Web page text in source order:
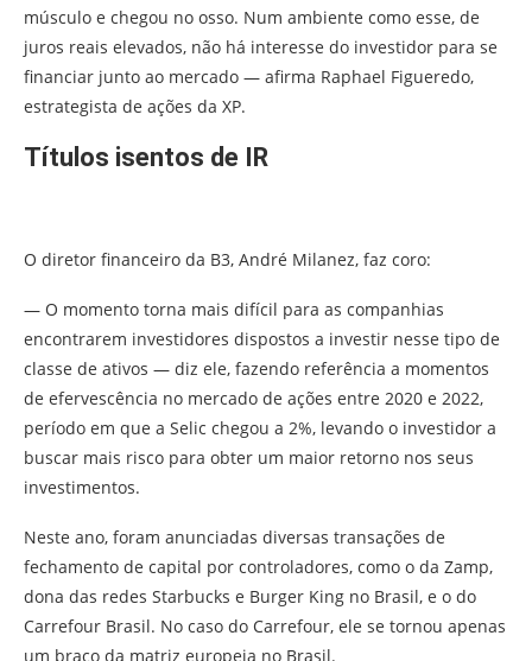
músculo e chegou no osso. Num ambiente como esse, de
juros reais elevados, não há interesse do investidor para se
financiar junto ao mercado — afirma Raphael Figueredo,
estrategista de ações da XP.
Títulos isentos de IR
O diretor financeiro da B3, André Milanez, faz coro:
— O momento torna mais difícil para as companhias
encontrarem investidores dispostos a investir nesse tipo de
classe de ativos — diz ele, fazendo referência a momentos
de efervescência no mercado de ações entre 2020 e 2022,
período em que a Selic chegou a 2%, levando o investidor a
buscar mais risco para obter um maior retorno nos seus
investimentos.
Neste ano, foram anunciadas diversas transações de
fechamento de capital por controladores, como o da Zamp,
dona das redes Starbucks e Burger King no Brasil, e o do
Carrefour Brasil. No caso do Carrefour, ele se tornou apenas
um braço da matriz europeia no Brasil.